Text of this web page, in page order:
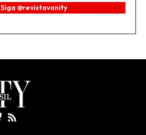
Siga @revistavanity